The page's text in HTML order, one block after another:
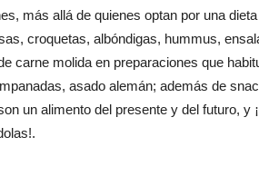
más allá de quienes optan por una
croquetas, albóndigas, hummus,
carne molida en preparaciones que
asado alemán; además de
un alimento del presente y del futuro, y